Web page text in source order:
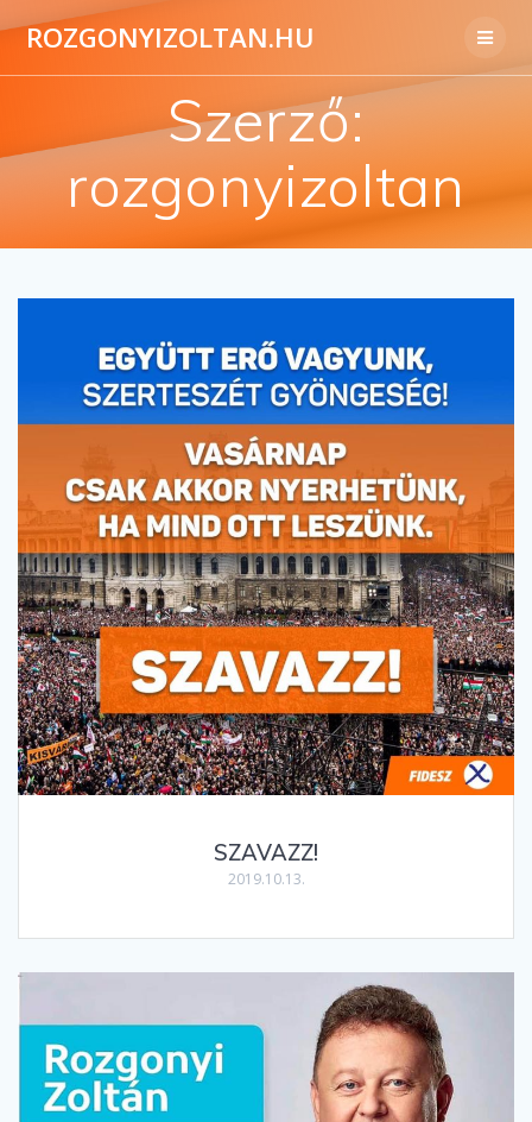
ROZGONYIZOLTAN.HU
Szerző:
rozgonyizoltan
SZAVAZZ!
2019.10.13.